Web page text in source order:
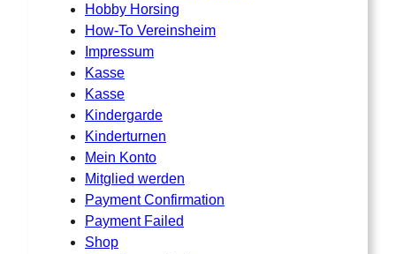
Hobby Horsing
How-To Vereinsheim
Impressum
Kasse
Kasse
Kindergarde
Kinderturnen
Mein Konto
Mitglied werden
Payment Confirmation
Payment Failed
Shop